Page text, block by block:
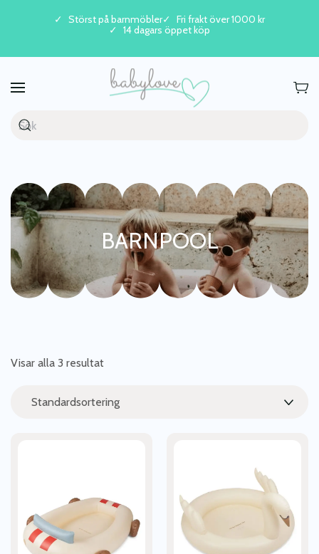
Skip to main content
Störst på barnmöbler
Fri frakt över 1000 kr
14 dagars öppet köp
BARNPOOL
Visar alla 3 resultat